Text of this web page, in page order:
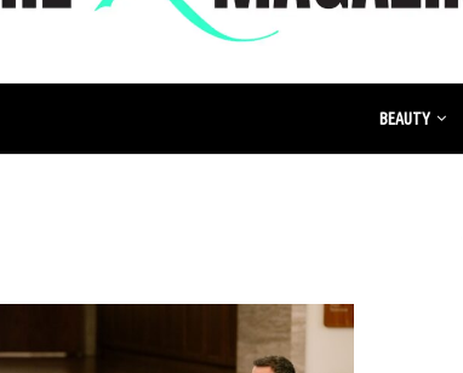
BEAUTY